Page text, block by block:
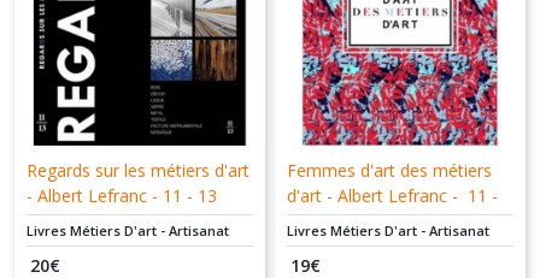
Regards sur les métiers d'art
- Albert Lefranc - 11 - 13
éditions
Livres Métiers D'art - Artisanat
20€
Femmes d'art des métiers
d'art - Albert Lefranc - 11 -
13 éditions
Livres Métiers D'art - Artisanat
19€